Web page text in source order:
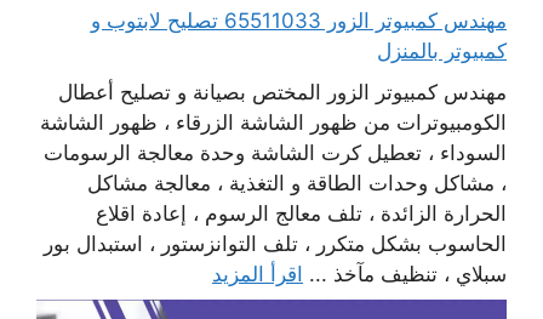
مهندس كمبيوتر الزور 65511033 تصليح لابتوب و
كمبيوتر بالمنزل
مهندس كمبيوتر الزور المختص بصيانة و تصليح أعطال
الكومبيوترات من ظهور الشاشة الزرقاء ، ظهور الشاشة
السوداء ، تعطيل كرت الشاشة وحدة معالجة الرسومات
، مشاكل وحدات الطاقة و التغذية ، معالجة مشاكل
الحرارة الزائدة ، تلف معالج الرسوم ، إعادة اقلاع
الحاسوب بشكل متكرر ، تلف التوانزستور ، استبدال بور
سبلاي ، تنظيف مآخذ ... اقرأ المزيد